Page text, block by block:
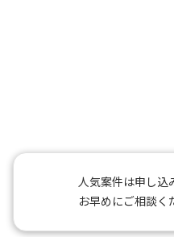
人気案件は申し込
お早めにご相談く